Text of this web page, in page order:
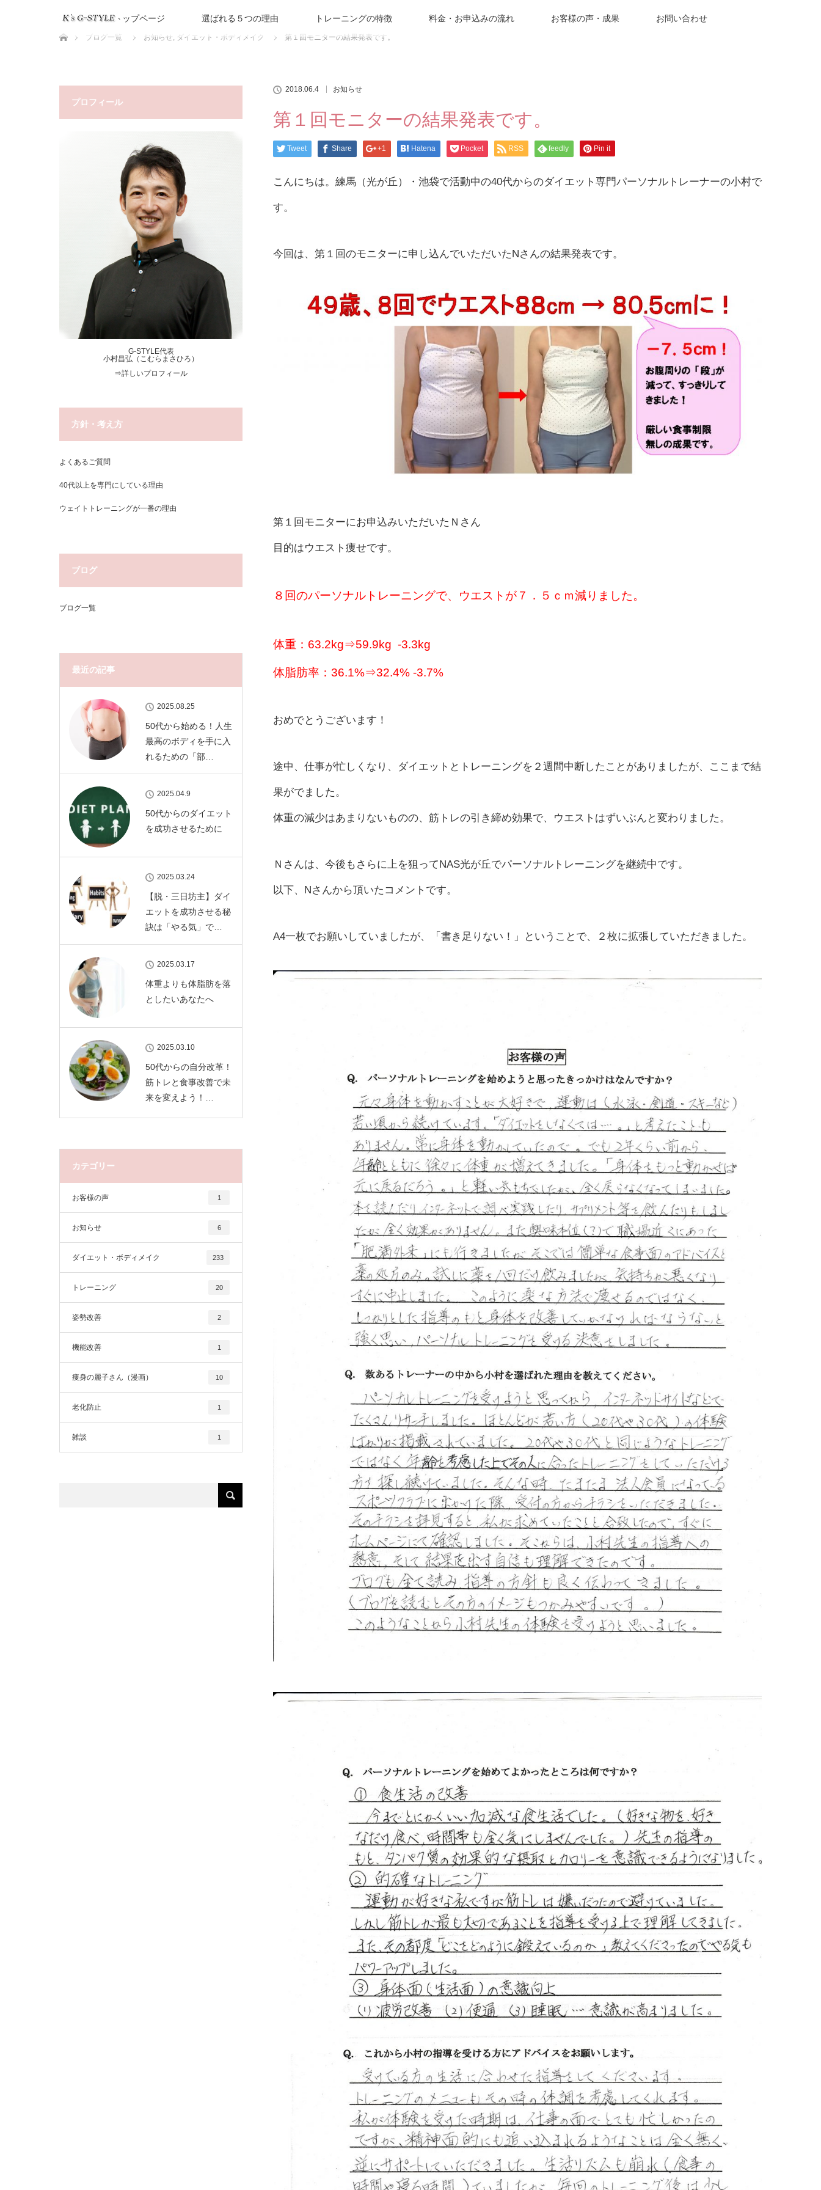
トップページ 選ばれる５つの理由 トレーニングの特徴 料金・お申込みの流れ お客様の声・成果 お問い合わせ
ホーム
ブログ一覧
お知らせ, ダイエット・ボディメイク 第１回モニターの結果発表です。
2018.06.4 お知らせ
第１回モニターの結果発表です。
Tweet Share +1 Hatena Pocket RSS feedly Pin it
こんにちは。練馬（光が丘）・池袋で活動中の40代からのダイエット専門パーソナルトレーナーの小村で
す。
今回は、第１回のモニターに申し込んでいただいたNさんの結果発表です。
第１回モニターにお申込みいただいたＮさん
目的はウエスト痩せです。
８回のパーソナルトレーニングで、ウエストが７．５ｃｍ減りました。
体重：63.2kg⇒59.9kg -3.3kg
体脂肪率：36.1%⇒32.4% -3.7%
おめでとうございます！
途中、仕事が忙しくなり、ダイエットとトレーニングを２週間中断したことがありましたが、ここまで結
果がでました。
体重の減少はあまりないものの、筋トレの引き締め効果で、ウエストはずいぶんと変わりました。
Ｎさんは、今後もさらに上を狙ってNAS光が丘でパーソナルトレーニングを継続中です。
以下、Nさんから頂いたコメントです。
A4一枚でお願いしていましたが、「書き足りない！」ということで、２枚に拡張していただきました。
プロフィール
G-STYLE代表
小村昌弘（こむらまさひろ）
⇒詳しいプロフィール
方針・考え方
よくあるご質問
40代以上を専門にしている理由
ウェイトトレーニングが一番の理由
ブログ
ブログ一覧
最近の記事
2025.08.25
50代から始める！人生
最高のボディを手に入
れるための「部…
2025.04.9
50代からのダイエット
を成功させるために
2025.03.24
【脱・三日坊主】ダイ
エットを成功させる秘
訣は「やる気」で…
2025.03.17
体重よりも体脂肪を落
としたいあなたへ
2025.03.10
50代からの自分改革！
筋トレと食事改善で未
来を変えよう！…
カテゴリー
お客様の声 1
お知らせ 6
ダイエット・ボディメイク 233
トレーニング 20
姿勢改善 2
機能改善 1
痩身の麗子さん（漫画） 10
老化防止 1
雑談 1